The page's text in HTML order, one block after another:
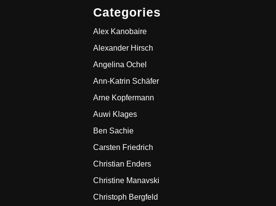
Categories
Alex Kanobaire
Alexander Hirsch
Angelina Ochel
Ann-Katrin Schäfer
Arne Kopfermann
Auwi Klages
Ben Sachie
Carsten Friedrich
Christian Enders
Christine Manavski
Christoph Bergfeld